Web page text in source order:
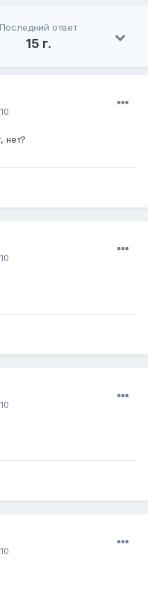
Последний ответ
15 г.
нет?